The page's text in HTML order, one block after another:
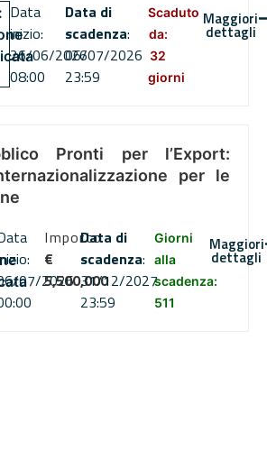
Data
inizio:
26/06/2026
08:00
Data di
scadenza:
06/07/2026
23:59
Scaduto
da:
32
giorni
Maggiori
dettagli
Pronti per l’Export:
per le
07/2026
Importo
€
5,500,000
Data di
scadenza:
31/12/2027
23:59
Giorni
alla
scadenza:
511
Maggiori
dettagli